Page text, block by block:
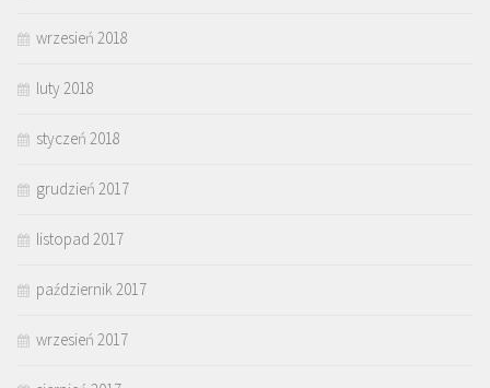
wrzesień 2018
luty 2018
styczeń 2018
grudzień 2017
listopad 2017
październik 2017
wrzesień 2017